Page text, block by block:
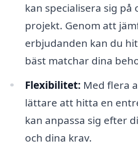
kan specialisera sig på
projekt. Genom att
erbjudanden kan du
bäst matchar dina
Flexibilitet: Med flera
lättare att hitta en
kan anpassa sig efter
och dina krav.